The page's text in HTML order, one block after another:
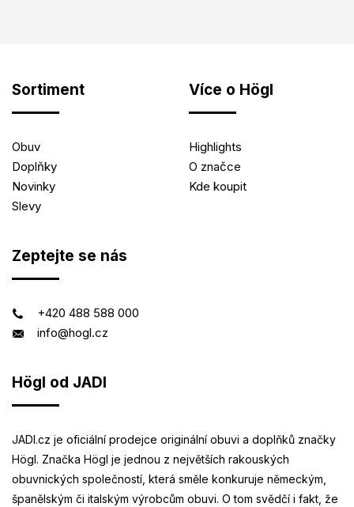
Sortiment
Obuv
Doplňky
Novinky
Slevy
Více o Högl
Highlights
O značce
Kde koupit
Zeptejte se nás
+420 488 588 000
info@hogl.cz
Högl od JADI
JADI.cz je oficiální prodejce originální obuvi a doplňků značky
Högl. Značka Högl je jednou z největších rakouských
obuvnických společností, která směle konkuruje německým,
španělským či italským výrobcům obuvi. O tom svědčí i fakt, že